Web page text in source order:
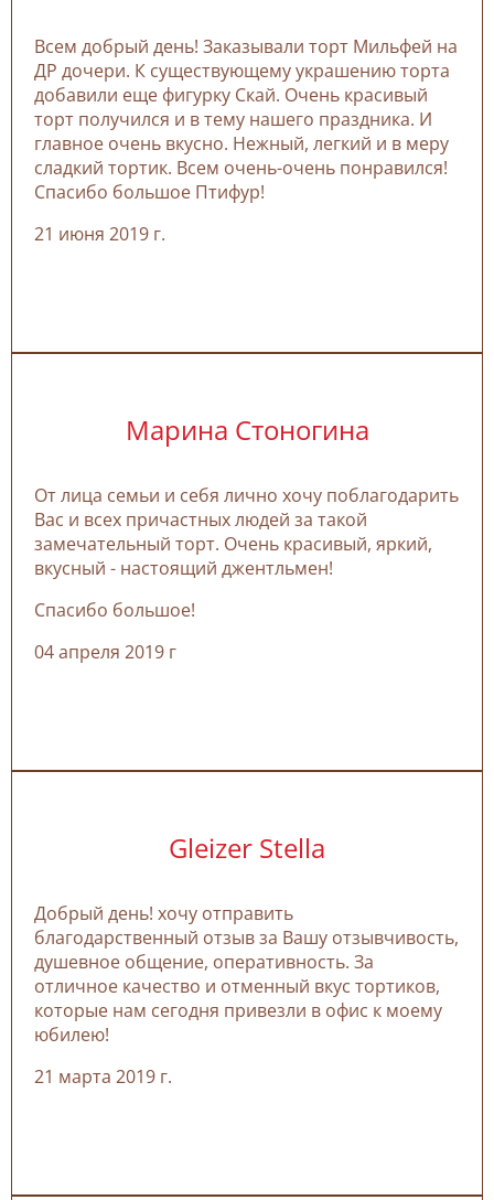
Всем добрый день! Заказывали торт Мильфей на
ДР дочери. К существующему украшению торта
добавили еще фигурку Скай. Очень красивый
торт получился и в тему нашего праздника. И
главное очень вкусно. Нежный, легкий и в меру
сладкий тортик. Всем очень-очень понравился!
Спасибо большое Птифур!
21 июня 2019 г.
Марина Стоногина
От лица семьи и себя лично хочу поблагодарить
Вас и всех причастных людей за такой
замечательный торт. Очень красивый, яркий,
вкусный - настоящий джентльмен!
Спасибо большое!
04 апреля 2019 г
Gleizer Stella
Добрый день! хочу отправить
благодарственный отзыв за Вашу отзывчивость,
душевное общение, оперативность. За
отличное качество и отменный вкус тортиков,
которые нам сегодня привезли в офис к моему
юбилею!
21 марта 2019 г.